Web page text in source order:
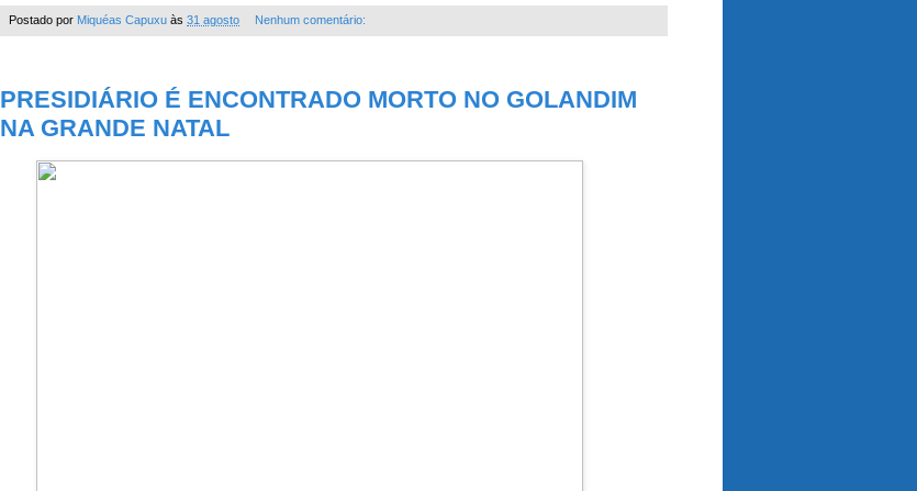
Postado por Miquéas Capuxu às 31 agosto Nenhum comentário:
PRESIDIÁRIO É ENCONTRADO MORTO NO GOLANDIM
NA GRANDE NATAL